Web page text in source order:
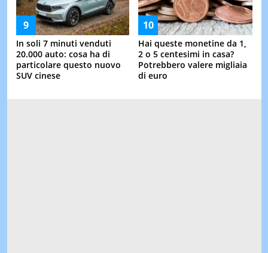
In soli 7 minuti venduti
20.000 auto: cosa ha di
particolare questo nuovo
SUV cinese
Hai queste monetine da 1,
2 o 5 centesimi in casa?
Potrebbero valere migliaia
di euro